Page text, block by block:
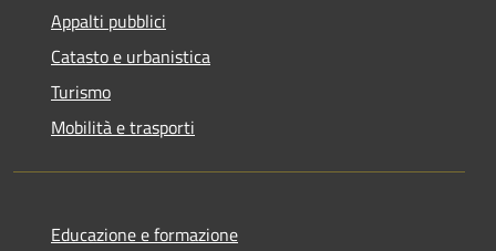
Appalti pubblici
Catasto e urbanistica
Turismo
Mobilità e trasporti
Educazione e formazione